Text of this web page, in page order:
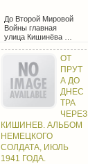
До Второй Мировой
Войны главная
улица Кишинёва …
ОТ
ПРУТ
А ДО
ДНЕС
ТРА
ЧЕРЕЗ
КИШИНЕВ. АЛЬБОМ
НЕМЕЦКОГО
СОЛДАТА, ИЮЛЬ
1941 ГОДА.